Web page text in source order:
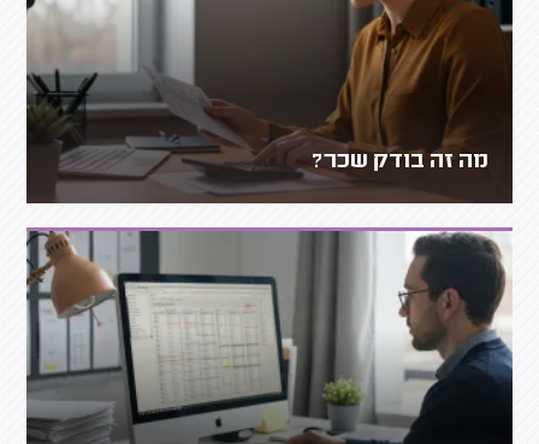
מה זה בודק שכר?